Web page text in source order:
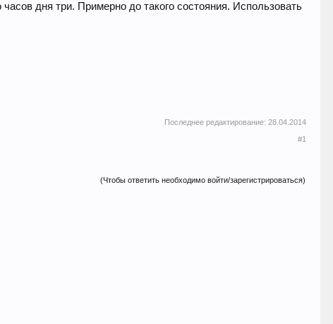
дня три. Примерно до такого состояния. Использовать
Последнее редактирование: 28.04.2014
#1
(Чтобы ответить необходимо войти/зарегистрироваться)